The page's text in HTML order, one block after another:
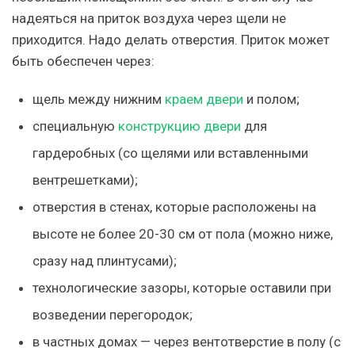
надеяться на приток воздуха через щели не
приходится. Надо делать отверстия. Приток может
быть обеспечен через:
щель между нижним краем двери и полом;
специальную конструкцию двери для
гардеробных (со щелями или вставленными
вентрешетками);
отверстия в стенах, которые расположены на
высоте не более 20-30 см от пола (можно ниже,
сразу над плинтусами);
технологические зазоры, которые оставили при
возведении перегородок;
в частных домах — через вентотверстие в полу (с